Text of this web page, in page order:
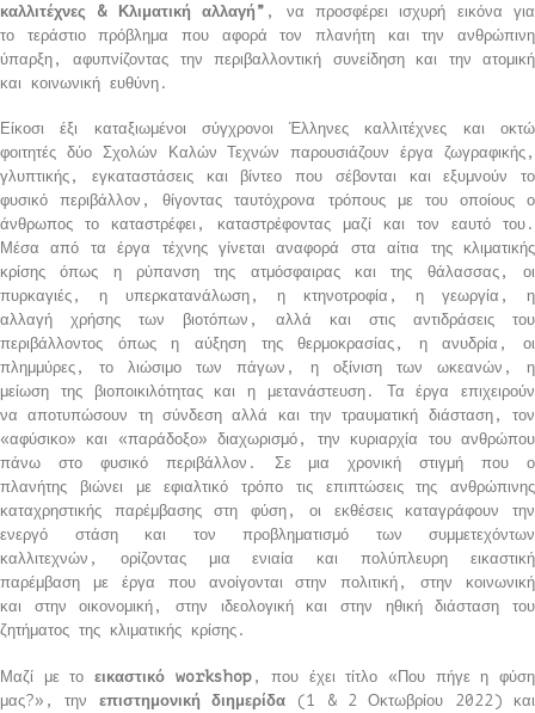
καλλιτέχνες & Κλιματική αλλαγή” , να προσφέρει ισχυρή εικόνα για
το τεράστιο πρόβλημα που αφορά τον πλανήτη και την ανθρώπινη
ύπαρξη, αφυπνίζοντας την περιβαλλοντική συνείδηση και την ατομική
και κοινωνική ευθύνη.
Είκοσι έξι καταξιωμένοι σύγχρονοι Έλληνες καλλιτέχνες και οκτώ
φοιτητές δύο Σχολών Καλών Τεχνών παρουσιάζουν έργα ζωγραφικής,
γλυπτικής, εγκαταστάσεις και βίντεο που σέβονται και εξυμνούν το
φυσικό περιβάλλον, θίγοντας ταυτόχρονα τρόπους με του οποίους ο
άνθρωπος το καταστρέφει, καταστρέφοντας μαζί και τον εαυτό του.
Μέσα από τα έργα τέχνης γίνεται αναφορά στα αίτια της κλιματικής
κρίσης όπως η ρύπανση της ατμόσφαιρας και της θάλασσας, οι
πυρκαγιές, η υπερκατανάλωση, η κτηνοτροφία, η γεωργία, η
αλλαγή χρήσης των βιοτόπων, αλλά και στις αντιδράσεις του
περιβάλλοντος όπως η αύξηση της θερμοκρασίας, η ανυδρία, οι
πλημμύρες, το λιώσιμο των πάγων, η οξίνιση των ωκεανών, η
μείωση της βιοποικιλότητας και η μετανάστευση. Τα έργα επιχειρούν
να αποτυπώσουν τη σύνδεση αλλά και την τραυματική διάσταση, τον
«αφύσικο» και «παράδοξο» διαχωρισμό, την κυριαρχία του ανθρώπου
πάνω στο φυσικό περιβάλλον. Σε μια χρονική στιγμή που ο
πλανήτης βιώνει με εφιαλτικό τρόπο τις επιπτώσεις της ανθρώπινης
καταχρηστικής παρέμβασης στη φύση, οι εκθέσεις καταγράφουν την
ενεργό στάση και τον προβληματισμό των συμμετεχόντων
καλλιτεχνών, ορίζοντας μια ενιαία και πολύπλευρη εικαστική
παρέμβαση με έργα που ανοίγονται στην πολιτική, στην κοινωνική
και στην οικονομική, στην ιδεολογική και στην ηθική διάσταση του
ζητήματος της κλιματικής κρίσης.
Μαζί με το εικαστικό workshop, που έχει τίτλο «Που πήγε η φύση
μας?», την επιστημονική διημερίδα (1 & 2 Οκτωβρίου 2022) και